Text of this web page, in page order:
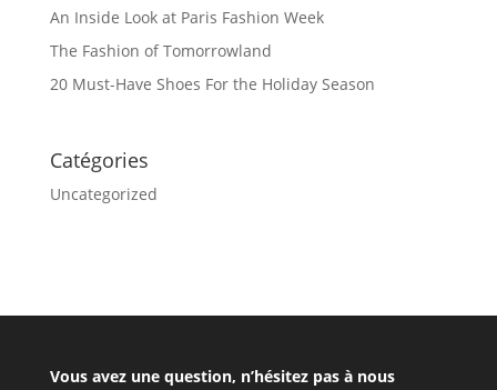
An Inside Look at Paris Fashion Week
The Fashion of Tomorrowland
20 Must-Have Shoes For the Holiday Season
Catégories
Uncategorized
Vous avez une question, n’hésitez pas à nous